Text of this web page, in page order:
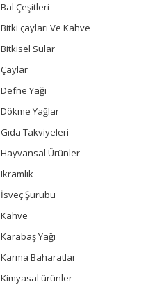
Bal Çeşitleri
Bitki çayları Ve Kahve
Bitkisel Sular
Çaylar
Defne Yağı
Dökme Yağlar
Gıda Takviyeleri
Hayvansal Ürünler
Ikramlık
İsveç Şurubu
Kahve
Karabaş Yağı
Karma Baharatlar
Kimyasal ürünler